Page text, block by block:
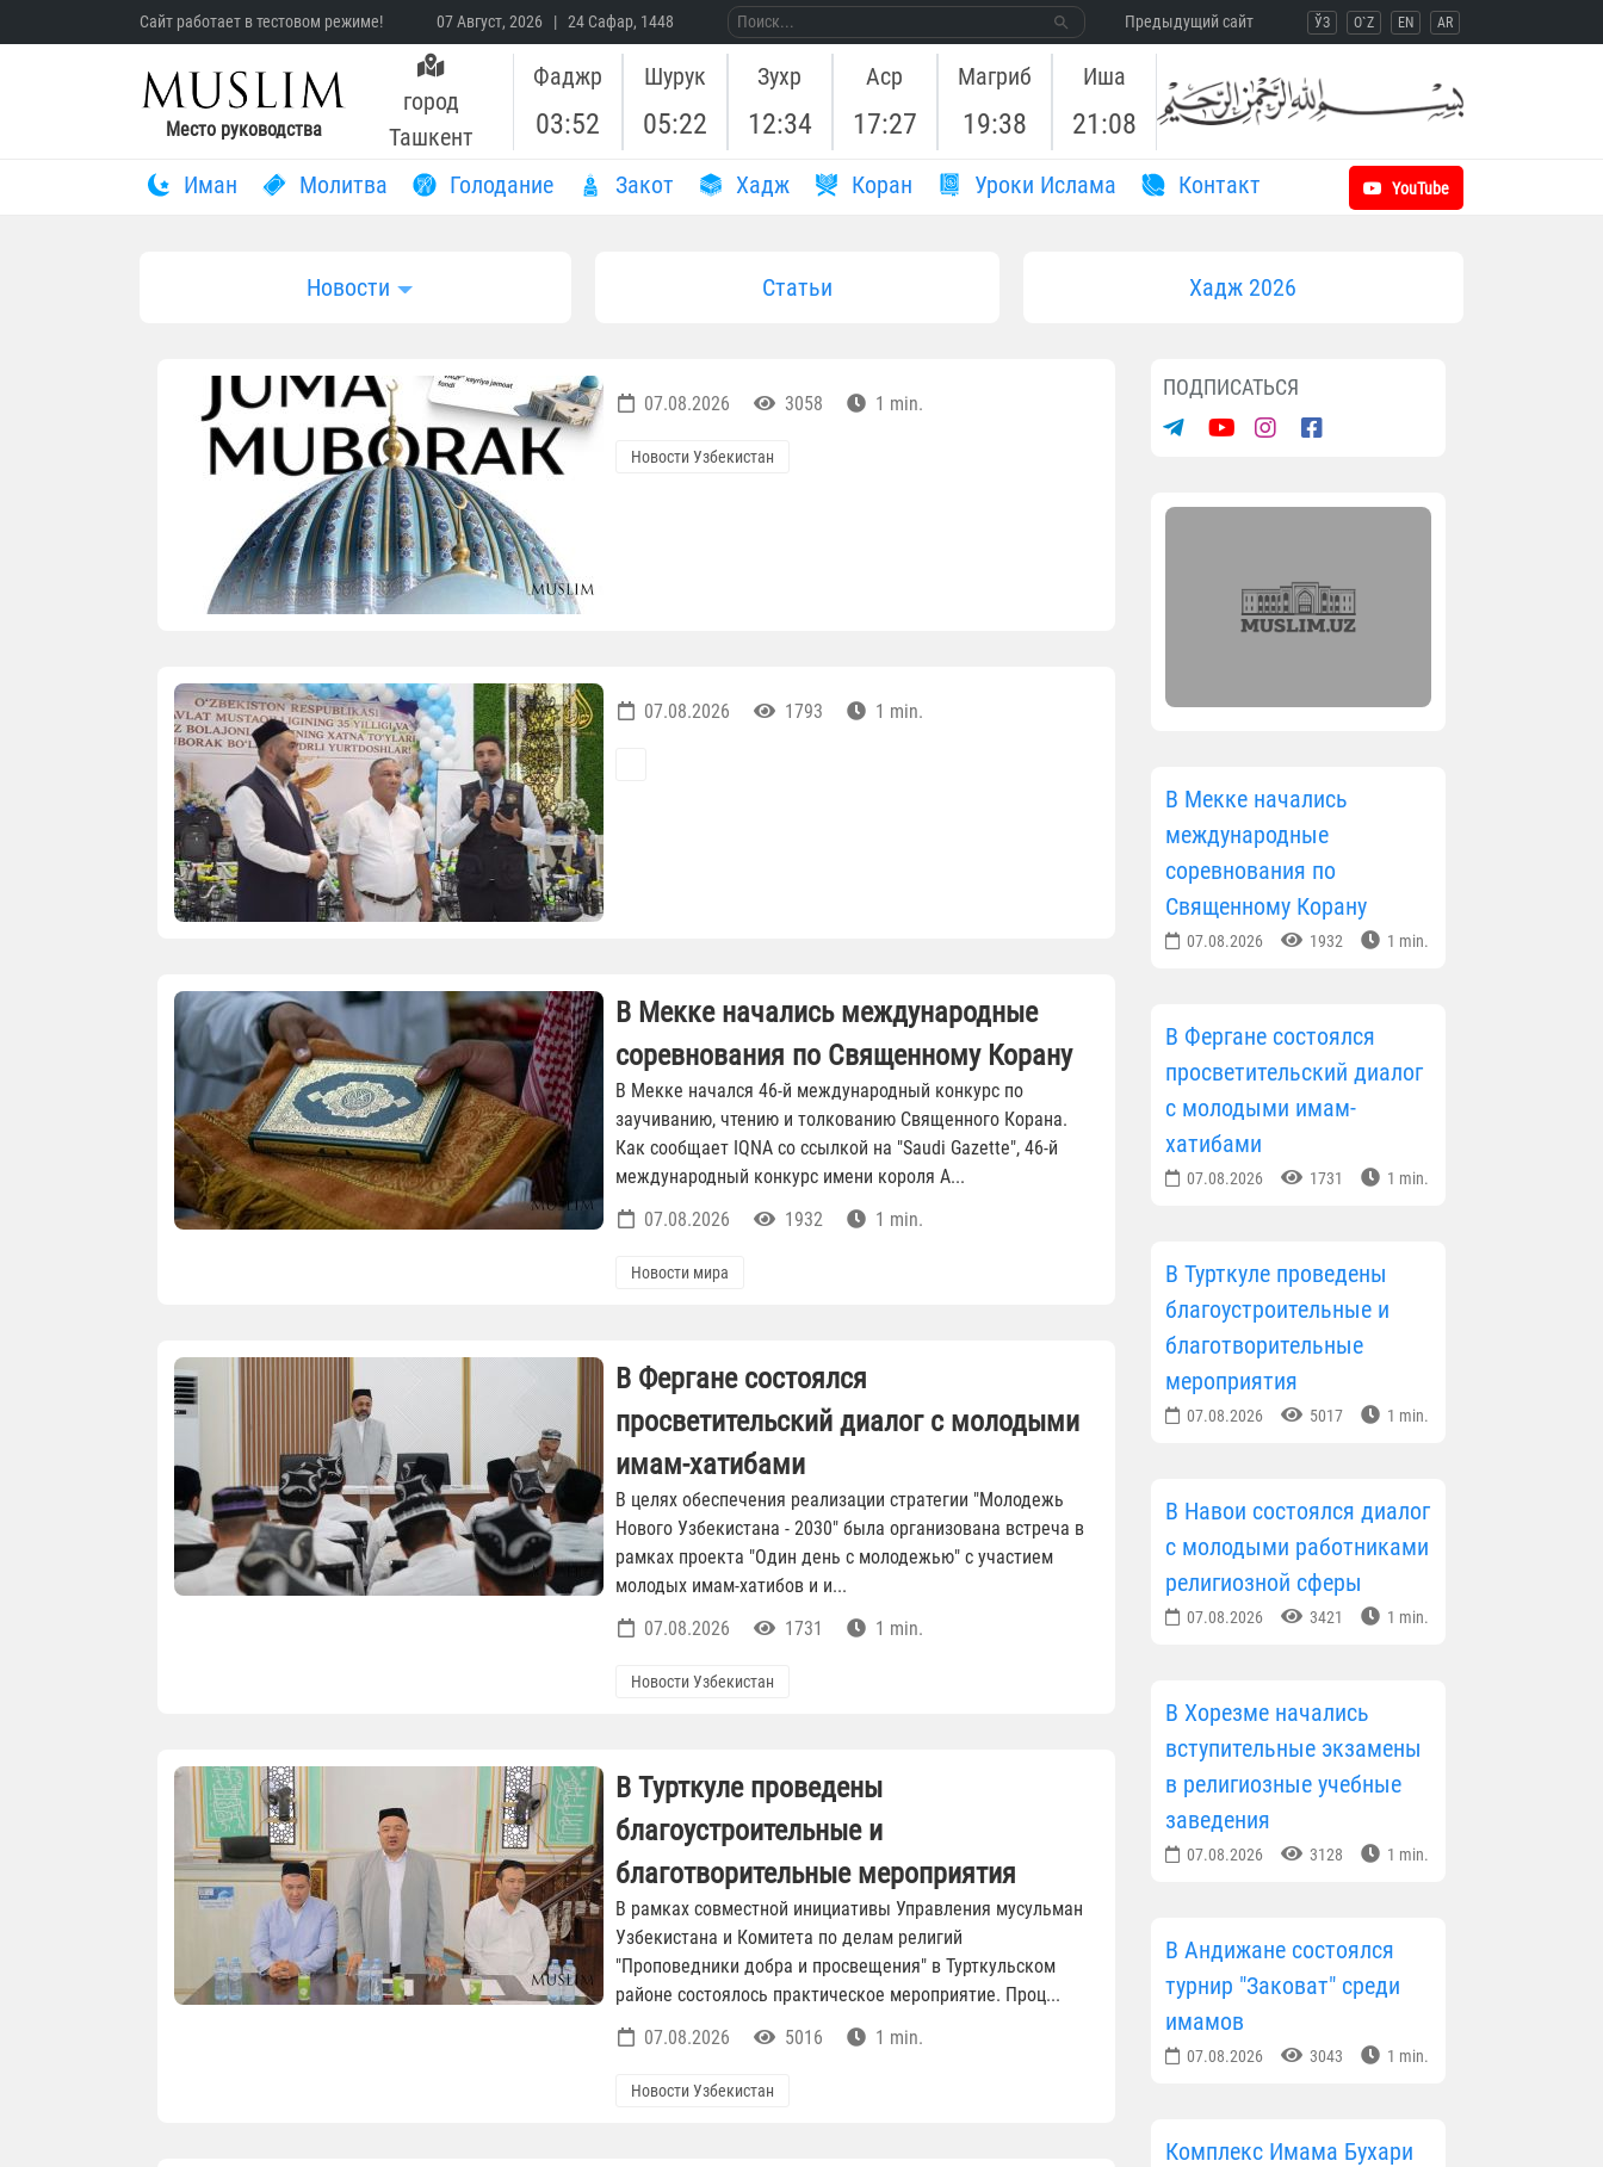
Сайт работает в тестовом режиме! 07 Август, 2026 | 24 Сафар, 1448 Предыдущий сайт ЎЗ O`Z EN AR
Место руководства
город
Ташкент
Фаджр
03:52
Шурук
05:22
Зухр
12:34
Аср
17:27
Магриб
19:38
Иша
21:08
Иман Молитва Голодание Закот Хадж Коран Уроки Ислама Контакт YouTube
Новости Статьи Хадж 2026
07.08.2026 3058 1 min.
Новости Узбекистан
07.08.2026 1793 1 min.
В Мекке начались международные
соревнования по Священному Корану
В Мекке начался 46-й международный конкурс по
заучиванию, чтению и толкованию Священного Корана.
Как сообщает IQNA со ссылкой на "Saudi Gazette", 46-й
международный конкурс имени короля А...
07.08.2026
1932 1 min.
Новости мира
В Фергане состоялся
просветительский диалог с молодыми
имам-хатибами
В целях обеспечения реализации стратегии "Молодежь
Нового Узбекистана - 2030" была организована встреча в
рамках проекта "Один день с молодежью" с участием
молодых имам-хатибов и и...
07.08.2026
1731 1 min.
Новости Узбекистан
В Турткуле проведены
благоустроительные и
благотворительные мероприятия
В рамках совместной инициативы Управления мусульман
Узбекистана и Комитета по делам религий
"Проповедники добра и просвещения" в Турткульском
районе состоялось практическое мероприятие. Проц...
07.08.2026
5016 1 min.
Новости Узбекистан
ПОДПИСАТЬСЯ
В Мекке начались
международные
соревнования по
Священному Корану
07.08.2026 1932 1 min.
В Фергане состоялся
просветительский диалог
с молодыми имам-
хатибами
07.08.2026 1731 1 min.
В Турткуле проведены
благоустроительные и
благотворительные
мероприятия
07.08.2026 5017 1 min.
В Навои состоялся диалог
с молодыми работниками
религиозной сферы
07.08.2026 3421 1 min.
В Хорезме начались
вступительные экзамены
в религиозные учебные
заведения
07.08.2026 3128 1 min.
В Андижане состоялся
турнир "Заковат" среди
имамов
07.08.2026 3043 1 min.
Комплекс Имама Бухари